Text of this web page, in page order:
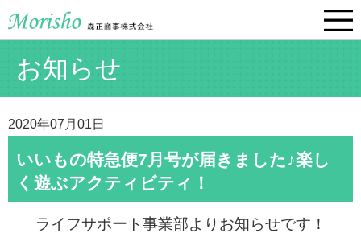
お知らせ
2020年07月01日
いいもの特急便7月号が届きました♪楽し
く遊ぶアクティビティ！
ライフサポート事業部よりお知らせです！